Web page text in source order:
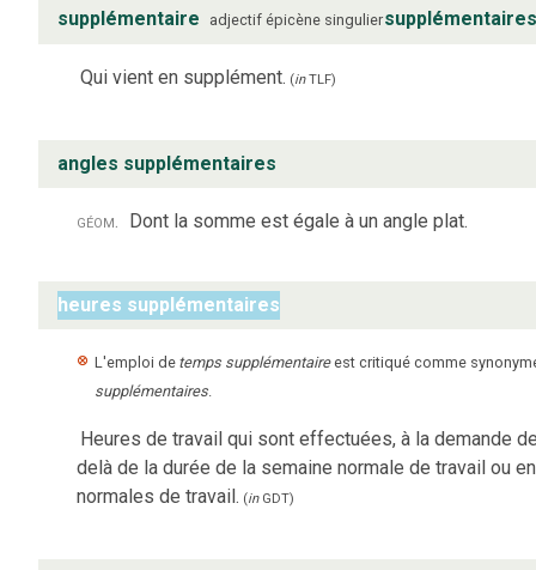
supplémentaire adjectif épicène singuliersupplémentaires
Qui vient en supplément. (inTLF)
angles supplémentaires
géom. Dont la somme est égale à un angle plat.
heures supplémentaires
L'emploi de temps supplémentaireest critiqué comme
supplémentaires.
Heures de travail qui sont effectuées, à la demande
delà de la durée de la semaine normale de travail ou
normales de travail. (inGDT)